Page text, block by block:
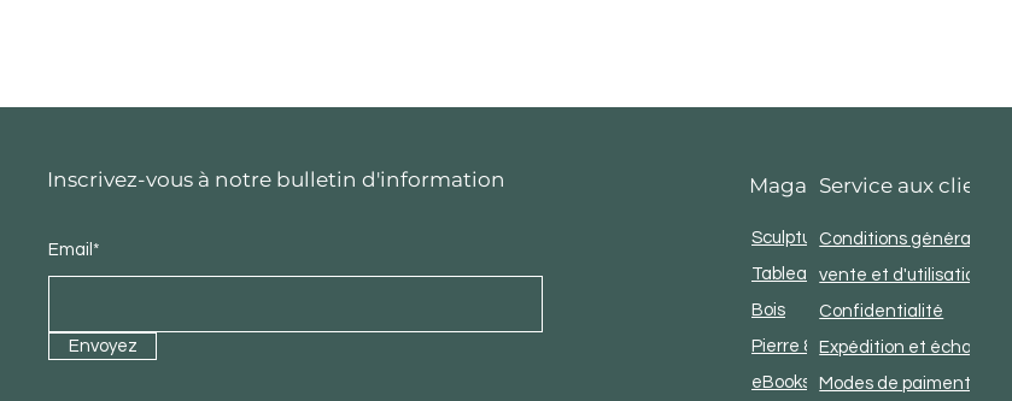
Inscrivez-vous à notre bulletin d'information
Email*
Envoyez
Maganiser
Sculpture
Tableaux
Bois
Pierre & métal
eBooks & littérature
Service aux clients
Conditions générales de
vente et d'utilisation
Confidentialité
Expédition et échanges
Modes de paiment &